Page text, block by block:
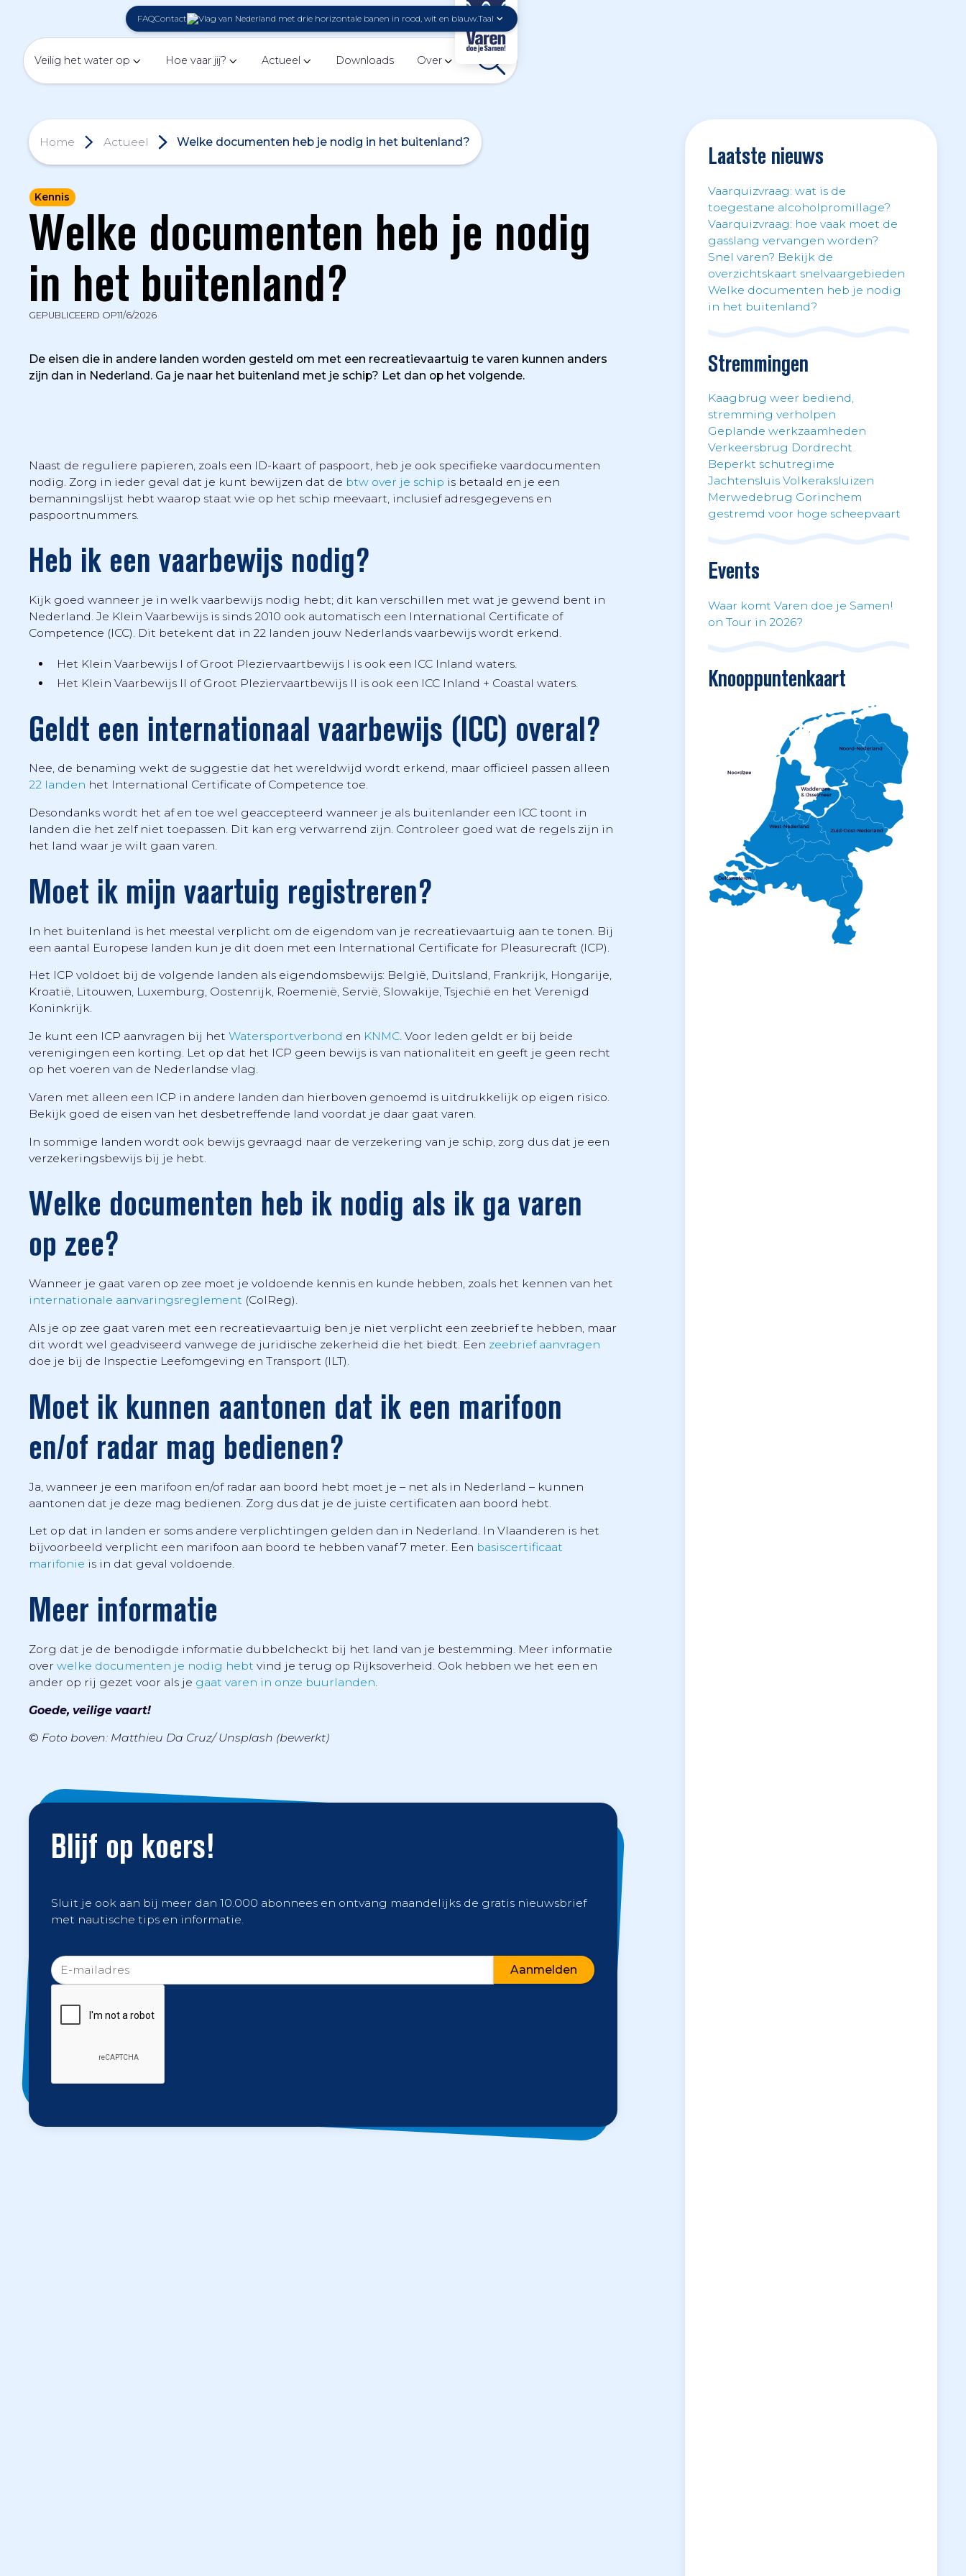
FAQContact Taal
Veilig het water op Hoe vaar jij? Actueel Downloads Over
Home Actueel Welke documenten heb je nodig in het buitenland?
Kennis
Welke documenten heb je nodig
in het buitenland?
GEPUBLICEERD OP11/6/2026
De eisen die in andere landen worden gesteld om met een recreatievaartuig te varen kunnen anders
zijn dan in Nederland. Ga je naar het buitenland met je schip? Let dan op het volgende.
Naast de reguliere papieren, zoals een ID-kaart of paspoort, heb je ook specifieke vaardocumenten
nodig. Zorg in ieder geval dat je kunt bewijzen dat de btw over je schip is betaald en je een
bemanningslijst hebt waarop staat wie op het schip meevaart, inclusief adresgegevens en
paspoortnummers.
Heb ik een vaarbewijs nodig?
Kijk goed wanneer je in welk vaarbewijs nodig hebt; dit kan verschillen met wat je gewend bent in
Nederland. Je Klein Vaarbewijs is sinds 2010 ook automatisch een International Certificate of
Competence (ICC). Dit betekent dat in 22 landen jouw Nederlands vaarbewijs wordt erkend.
Het Klein Vaarbewijs I of Groot Pleziervaartbewijs I is ook een ICC Inland waters.
Het Klein Vaarbewijs II of Groot Pleziervaartbewijs II is ook een ICC Inland + Coastal waters.
Geldt een internationaal vaarbewijs (ICC) overal?
Nee, de benaming wekt de suggestie dat het wereldwijd wordt erkend, maar officieel passen alleen
22 landen het International Certificate of Competence toe.
Desondanks wordt het af en toe wel geaccepteerd wanneer je als buitenlander een ICC toont in
landen die het zelf niet toepassen. Dit kan erg verwarrend zijn. Controleer goed wat de regels zijn in
het land waar je wilt gaan varen.
Moet ik mijn vaartuig registreren?
In het buitenland is het meestal verplicht om de eigendom van je recreatievaartuig aan te tonen. Bij
een aantal Europese landen kun je dit doen met een International Certificate for Pleasurecraft (ICP).
Het ICP voldoet bij de volgende landen als eigendomsbewijs: België, Duitsland, Frankrijk, Hongarije,
Kroatië, Litouwen, Luxemburg, Oostenrijk, Roemenië, Servië, Slowakije, Tsjechië en het Verenigd
Koninkrijk.
Je kunt een ICP aanvragen bij het Watersportverbond en KNMC. Voor leden geldt er bij beide
verenigingen een korting. Let op dat het ICP geen bewijs is van nationaliteit en geeft je geen recht
op het voeren van de Nederlandse vlag.
Varen met alleen een ICP in andere landen dan hierboven genoemd is uitdrukkelijk op eigen risico.
Bekijk goed de eisen van het desbetreffende land voordat je daar gaat varen.
In sommige landen wordt ook bewijs gevraagd naar de verzekering van je schip, zorg dus dat je een
verzekeringsbewijs bij je hebt.
Welke documenten heb ik nodig als ik ga varen
op zee?
Wanneer je gaat varen op zee moet je voldoende kennis en kunde hebben, zoals het kennen van het
internationale aanvaringsreglement (ColReg).
Als je op zee gaat varen met een recreatievaartuig ben je niet verplicht een zeebrief te hebben, maar
dit wordt wel geadviseerd vanwege de juridische zekerheid die het biedt. Een zeebrief aanvragen
doe je bij de Inspectie Leefomgeving en Transport (ILT).
Moet ik kunnen aantonen dat ik een marifoon
en/of radar mag bedienen?
Ja, wanneer je een marifoon en/of radar aan boord hebt moet je – net als in Nederland – kunnen
aantonen dat je deze mag bedienen. Zorg dus dat je de juiste certificaten aan boord hebt.
Let op dat in landen er soms andere verplichtingen gelden dan in Nederland. In Vlaanderen is het
bijvoorbeeld verplicht een marifoon aan boord te hebben vanaf 7 meter. Een basiscertificaat
marifonie is in dat geval voldoende.
Meer informatie
Zorg dat je de benodigde informatie dubbelcheckt bij het land van je bestemming. Meer informatie
over welke documenten je nodig hebt vind je terug op Rijksoverheid. Ook hebben we het een en
ander op rij gezet voor als je gaat varen in onze buurlanden.
Goede, veilige vaart!
© Foto boven: Matthieu Da Cruz/ Unsplash (bewerkt)
Blijf op koers!
Sluit je ook aan bij meer dan 10.000 abonnees en ontvang maandelijks de gratis nieuwsbrief
met nautische tips en informatie.
Laatste nieuws
Vaarquizvraag: wat is de
toegestane alcoholpromillage?
Vaarquizvraag: hoe vaak moet de
gasslang vervangen worden?
Snel varen? Bekijk de
overzichtskaart snelvaargebieden
Welke documenten heb je nodig
in het buitenland?
Stremmingen
Kaagbrug weer bediend,
stremming verholpen
Geplande werkzaamheden
Verkeersbrug Dordrecht
Beperkt schutregime
Jachtensluis Volkeraksluizen
Merwedebrug Gorinchem
gestremd voor hoge scheepvaart
Events
Waar komt Varen doe je Samen!
on Tour in 2026?
Knooppuntenkaart